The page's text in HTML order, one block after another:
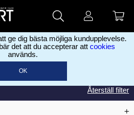
ge dig bästa möjliga kundupplevelse.
det att du accepterar att cookies
används.
OK
Återställ filter